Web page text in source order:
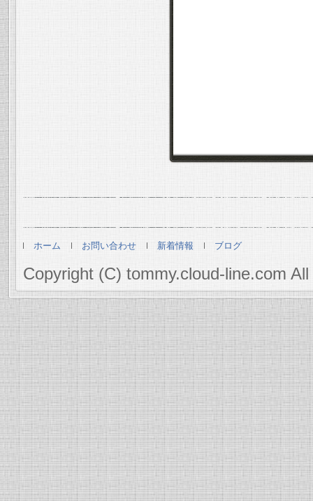
ホーム お問い合わせ 新着情報 ブログ
Copyright (C) tommy.cloud-line.com